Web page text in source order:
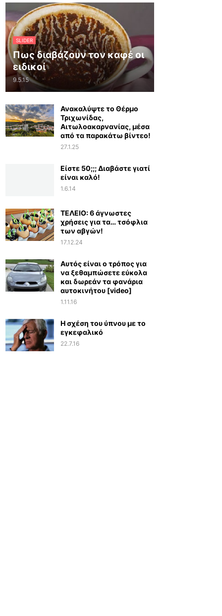
SLIDER
Πως διαβάζουν τον καφέ οι
ειδικοί
9.5.15
Ανακαλύψτε το Θέρμο
Τριχωνίδας,
Αιτωλοακαρνανίας, μέσα
από τα παρακάτω βίντεο!
27.1.25
Είστε 50;;; Διαβάστε γιατί
είναι καλό!
1.6.14
ΤΕΛΕΙΟ: 6 άγνωστες
χρήσεις για τα… τσόφλια
των αβγών!
17.12.24
Αυτός είναι ο τρόπος για
να ξεθαμπώσετε εύκολα
και δωρεάν τα φανάρια
αυτοκινήτου [video]
1.11.16
Η σχέση του ύπνου με το
εγκεφαλικό
22.7.16